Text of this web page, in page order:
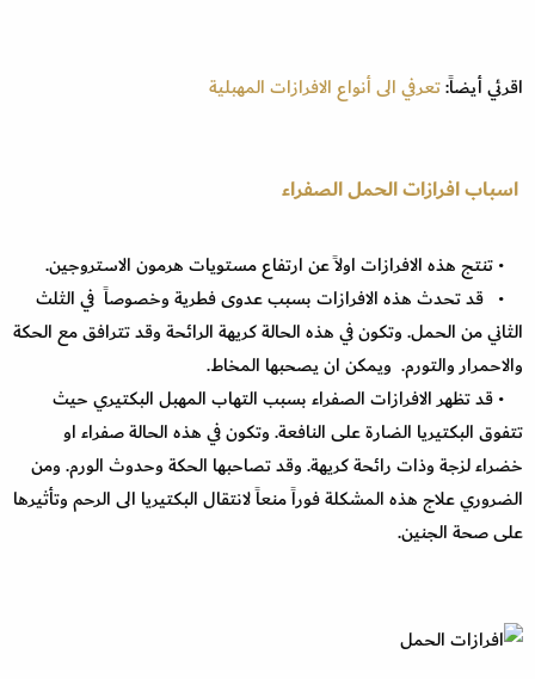
اقرئي أيضاً:تعرفي الى أنواع الافرازات المهبلية
اسباب افرازات الحمل الصفراء
• تنتج هذه الافرازات اولاً عن ارتفاع مستويات هرمون الاستروجين.
• قد تحدث هذه الافرازات بسبب عدوى فطرية وخصوصاً في الثلث
الثاني من الحمل. وتكون في هذه الحالة كريهة الرائحة وقد تترافق مع الحكة
والاحمرار والتورم. ويمكن ان يصحبها المخاط.
• قد تظهر الافرازات الصفراء بسبب التهاب المهبل البكتيري حيث
تتفوق البكتيريا الضارة على النافعة. وتكون في هذه الحالة صفراء او
خضراء لزجة وذات رائحة كريهة. وقد تصاحبها الحكة وحدوث الورم. ومن
الضروري علاج هذه المشكلة فوراً منعاً لانتقال البكتيريا الى الرحم وتأثيرها
على صحة الجنين.